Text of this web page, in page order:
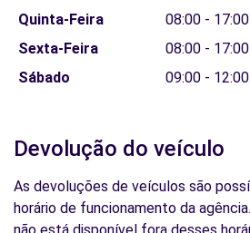
Quinta-Feira
08:00 - 17:00
Sexta-Feira
08:00 - 17:00
Sábado
09:00 - 12:00
Devolução do veículo
As devoluções de veículos são
horário de funcionamento da